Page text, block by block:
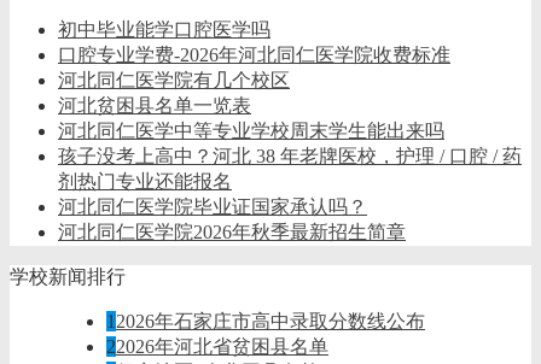
初中毕业能学口腔医学吗
口腔专业学费-2026年河北同仁医学院收费标准
河北同仁医学院有几个校区
河北贫困县名单一览表
河北同仁医学中等专业学校周末学生能出来吗
孩子没考上高中？河北 38 年老牌医校，护理 / 口腔 / 药
剂热门专业还能报名
河北同仁医学院毕业证国家承认吗？
河北同仁医学院2026年秋季最新招生简章
学校新闻排行
1 2026年石家庄市高中录取分数线公布
22026年河北省贫困县名单